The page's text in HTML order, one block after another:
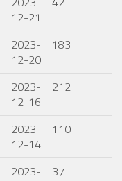
12-21
2023-
12-20
183
2023-
12-16
212
2023-
12-14
110
2023-
37